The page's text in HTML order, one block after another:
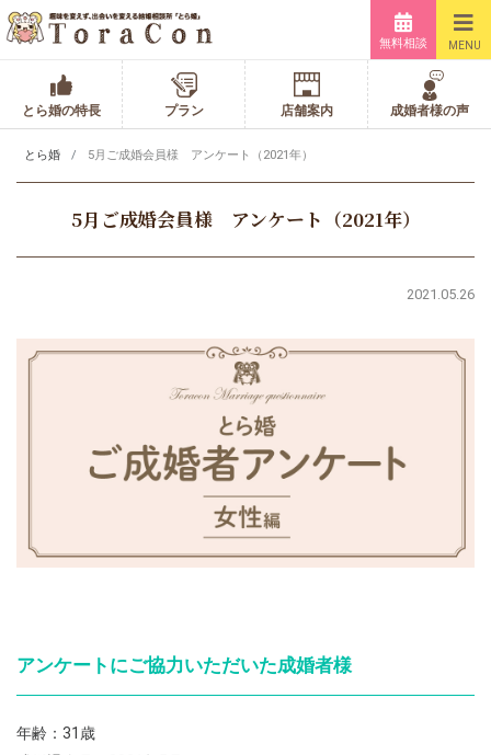
無料相談 MENU
とら婚の特長 プラン 店舗案内 成婚者様の声
とら婚 5月ご成婚会員様 アンケート（2021年）
5月ご成婚会員様 アンケート（2021年）
2021.05.26
アンケートにご協力いただいた成婚者様
年齢：31歳